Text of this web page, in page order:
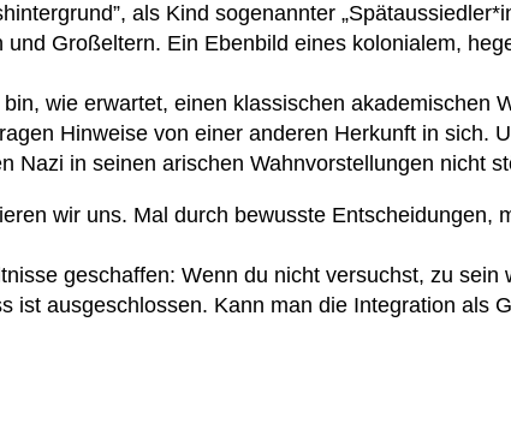
als Kind sogenannter
Großeltern. Ein Ebenbild eines kolonialem,
wie erwartet, einen klassischen akademischen
Hinweise von einer anderen Herkunft in sich.
Nazi in seinen arischen Wahnvorstellungen nicht
wir uns. Mal durch bewusste Entscheidungen,
geschaffen: Wenn du nicht versuchst, zu sein
ist ausgeschlossen. Kann man die Integration als